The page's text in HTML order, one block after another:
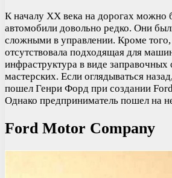
К началу XX века на дорогах можно
автомобили довольно редко. Они
сложными в управлении. Кроме
отсутствовала подходящая для
инфраструктура в виде
мастерских. Если оглядываться
пошел Генри Форд при создании
Однако предприниматель пошел на
Ford Motor Company